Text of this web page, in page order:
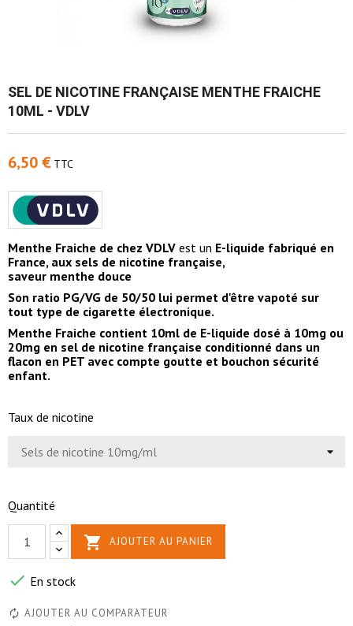
SEL DE NICOTINE FRANÇAISE MENTHE FRAICHE
10ML - VDLV
6,50 € TTC
Menthe Fraiche de chez VDLV est un E-liquide fabriqué en
France, aux sels de nicotine française,
saveur menthe douce
Son ratio PG/VG de 50/50 lui permet d'être vapoté sur
tout type de cigarette électronique.
Menthe Fraiche contient 10ml de E-liquide dosé à 10mg ou
20mg en sel de nicotine française conditionné dans un
flacon en PET avec compte goutte et bouchon sécurité
enfant.
Taux de nicotine
Quantité
 AJOUTER AU PANIER
 En stock
AJOUTER AU COMPARATEUR